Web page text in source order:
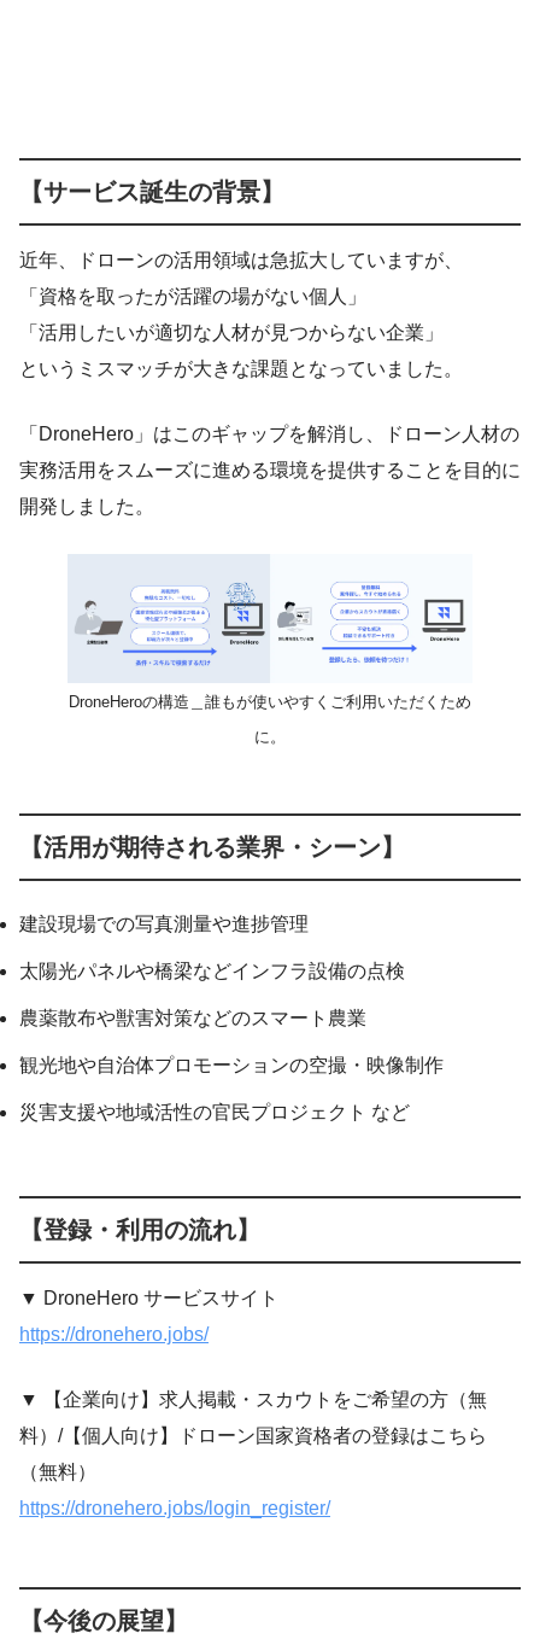
【サービス誕生の背景】
近年、ドローンの活用領域は急拡大していますが、
「資格を取ったが活躍の場がない個人」
「活用したいが適切な人材が見つからない企業」
というミスマッチが大きな課題となっていました。
「DroneHero」はこのギャップを解消し、ドローン人材の
実務活用をスムーズに進める環境を提供することを目的に
開発しました。
DroneHeroの構造＿誰もが使いやすくご利用いただくため
に。
【活用が期待される業界・シーン】
建設現場での写真測量や進捗管理
太陽光パネルや橋梁などインフラ設備の点検
農薬散布や獣害対策などのスマート農業
観光地や自治体プロモーションの空撮・映像制作
災害支援や地域活性の官民プロジェクト など
【登録・利用の流れ】
▼ DroneHero サービスサイト
https://dronehero.jobs/
▼ 【企業向け】求人掲載・スカウトをご希望の方（無
料）/【個人向け】ドローン国家資格者の登録はこちら
（無料）
https://dronehero.jobs/login_register/
【今後の展望】